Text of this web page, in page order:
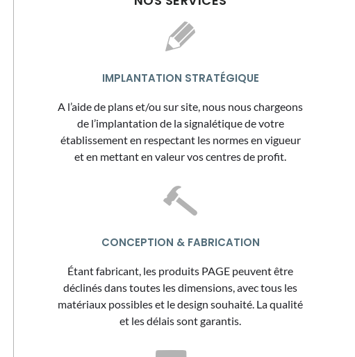
IMPLANTATION STRATÉGIQUE
A l’aide de plans et/ou sur site, nous nous chargeons
de l’implantation de la signalétique de votre
établissement en respectant les normes en vigueur
et en mettant en valeur vos centres de profit.
CONCEPTION & FABRICATION
Étant fabricant, les produits PAGE peuvent être
déclinés dans toutes les dimensions, avec tous les
matériaux possibles et le design souhaité. La qualité
et les délais sont garantis.